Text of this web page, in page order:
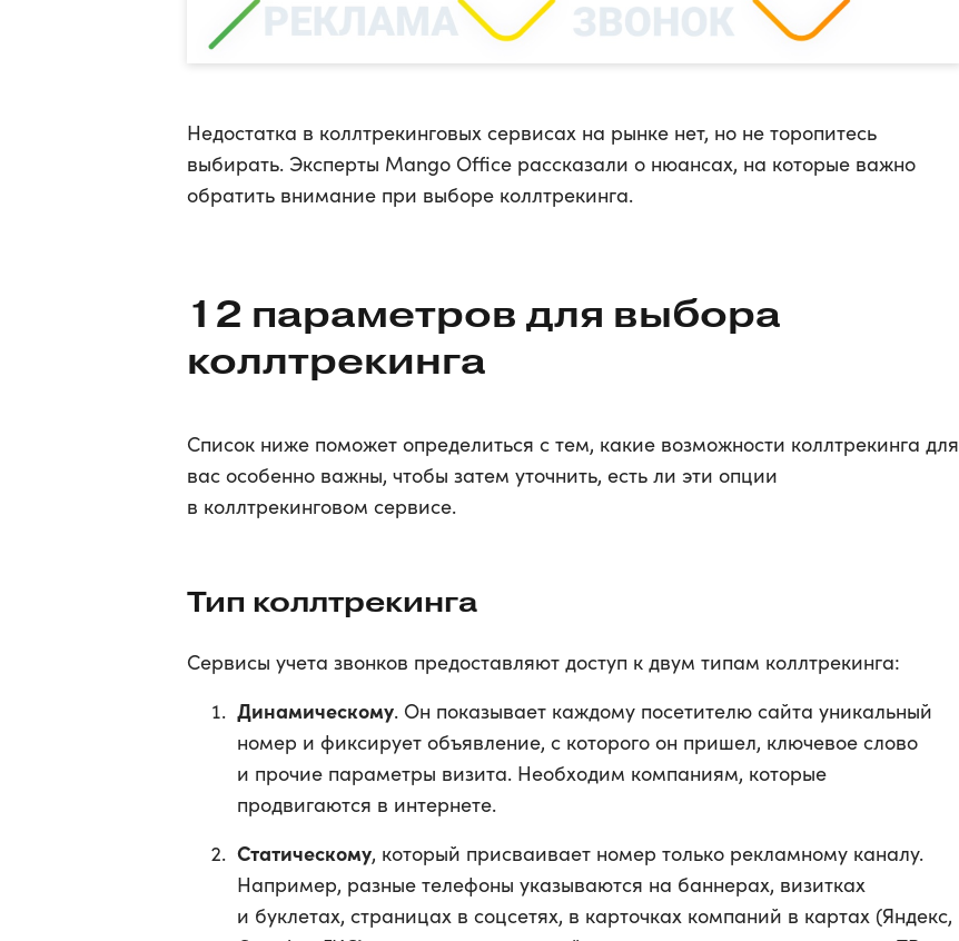
Недостатка в коллтрекинговых сервисах на рынке нет, но не торопитесь
выбирать. Эксперты Mango Office рассказали о нюансах, на которые важно
обратить внимание при выборе коллтрекинга.
12 параметров для выбора
коллтрекинга
Список ниже поможет определиться с тем, какие возможности коллтрекинга для
вас особенно важны, чтобы затем уточнить, есть ли эти опции
в коллтрекинговом сервисе.
Тип коллтрекинга
Сервисы учета звонков предоставляют доступ к двум типам коллтрекинга:
Динамическому. Он показывает каждому посетителю сайта уникальный
номер и фиксирует объявление, с которого он пришел, ключевое слово
и прочие параметры визита. Необходим компаниям, которые
продвигаются в интернете.
Статическому, который присваивает номер только рекламному каналу.
Например, разные телефоны указываются на баннерах, визитках
и буклетах, страницах в соцсетях, в карточках компаний в картах (Яндекс,